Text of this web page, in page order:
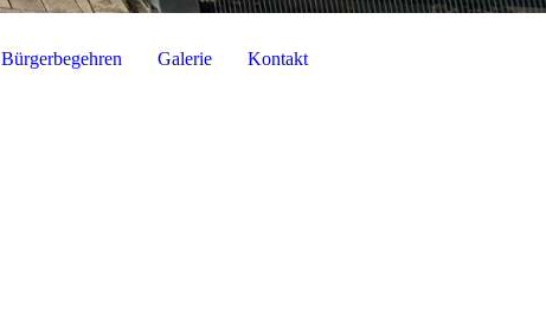
Bürgerbegehren Galerie Kontakt